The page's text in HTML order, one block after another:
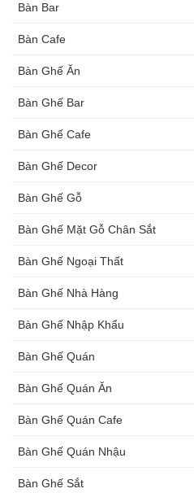
Bàn Bar
Bàn Cafe
Bàn Ghế Ăn
Bàn Ghế Bar
Bàn Ghế Cafe
Bàn Ghế Decor
Bàn Ghế Gỗ
Bàn Ghế Mặt Gỗ Chân Sắt
Bàn Ghế Ngoại Thất
Bàn Ghế Nhà Hàng
Bàn Ghế Nhập Khẩu
Bàn Ghế Quán
Bàn Ghế Quán Ăn
Bàn Ghế Quán Cafe
Bàn Ghế Quán Nhậu
Bàn Ghế Sắt